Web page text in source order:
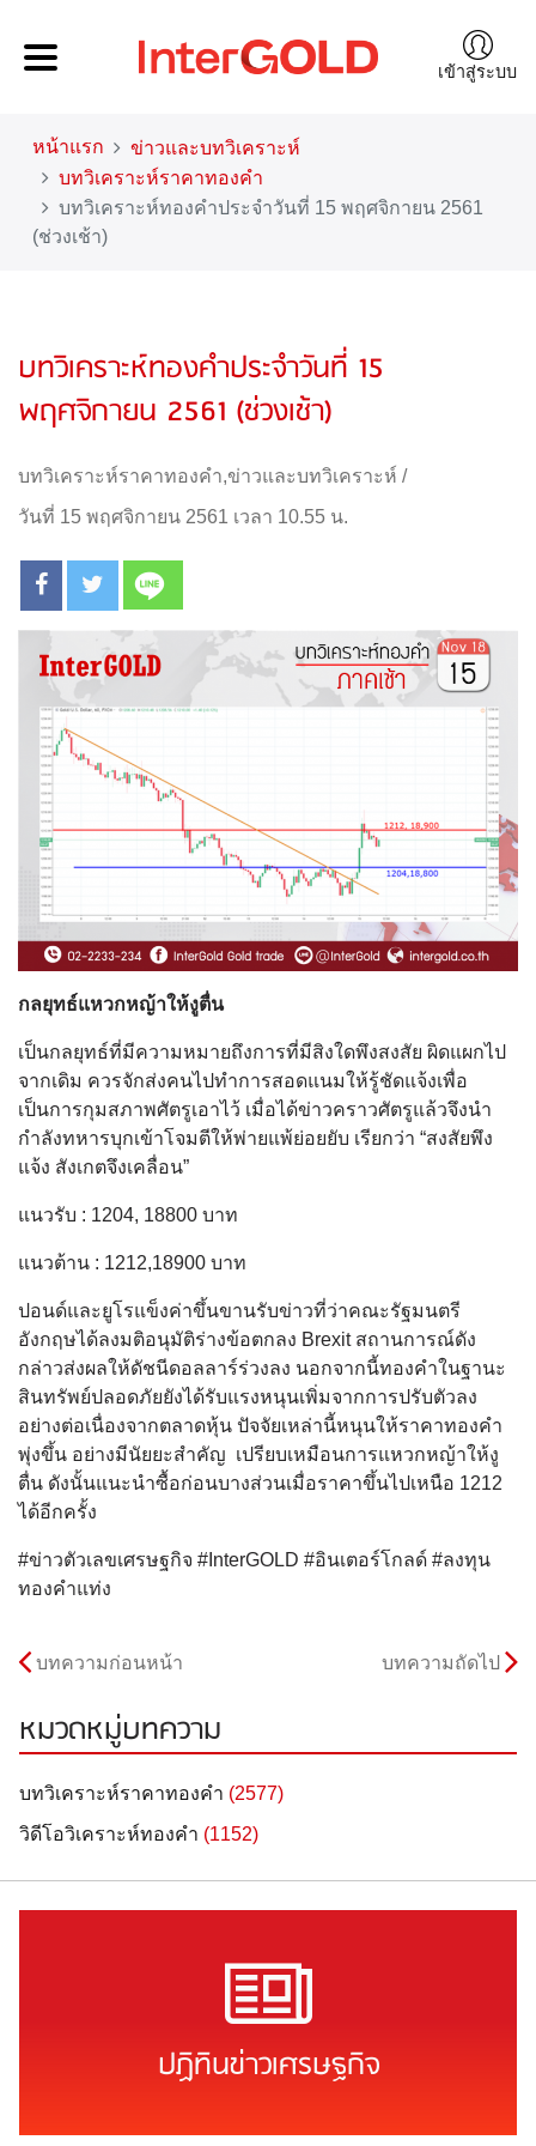
เข้าสู่ระบบ
หน้าแรก
ข่าวและบทวิเคราะห์
บทวิเคราะห์ราคาทองคำ
บทวิเคราะห์ทองคำประจำวันที่ 15 พฤศจิกายน 2561
(ช่วงเช้า)
บทวิเคราะห์ทองคำประจำวันที่ 15
พฤศจิกายน 2561 (ช่วงเช้า)
บทวิเคราะห์ราคาทองคำ,ข่าวและบทวิเคราะห์ /
วันที่ 15 พฤศจิกายน 2561 เวลา 10.55 น.
กลยุทธ์แหวกหญ้าให้งูตื่น
เป็นกลยุทธ์ที่มีความหมายถึงการที่มีสิงใดพึงสงสัย ผิดแผกไป
จากเดิม ควรจักส่งคนไปทำการสอดแนมให้รู้ชัดแจ้งเพื่อ
เป็นการกุมสภาพศัตรูเอาไว้ เมื่อได้ข่าวคราวศัตรูแล้วจึงนำ
กำลังทหารบุกเข้าโจมตีให้พ่ายแพ้ย่อยยับ เรียกว่า “สงสัยพึง
แจ้ง สังเกตจึงเคลื่อน”
แนวรับ : 1204, 18800 บาท
แนวต้าน : 1212,18900 บาท
ปอนด์และยูโรแข็งค่าขึ้นขานรับข่าวที่ว่าคณะรัฐมนตรี
อังกฤษได้ลงมติอนุมัติร่างข้อตกลง Brexit สถานการณ์ดัง
กล่าวส่งผลให้ดัชนีดอลลาร์ร่วงลง นอกจากนี้ทองคําในฐานะ
สินทรัพย์ปลอดภัยยังได้รับแรงหนุนเพิ่มจากการปรับตัวลง
อย่างต่อเนื่องจากตลาดหุ้น ปัจจัยเหล่านี้หนุนให้ราคาทองคํา
พุ่งขึ้น อย่างมีนัยยะสำคัญ เปรียบเหมือนการแหวกหญ้าให้งู
ตื่น ดังนั้นแนะนำซื้อก่อนบางส่วนเมื่อราคาขึ้นไปเหนือ 1212
ได้อีกครั้ง
#ข่าวตัวเลขเศรษฐกิจ #InterGOLD #อินเตอร์โกลด์ #ลงทุน
ทองคำแท่ง
บทความก่อนหน้า บทความถัดไป
หมวดหมู่บทความ
บทวิเคราะห์ราคาทองคำ (2577)
วิดีโอวิเคราะห์ทองคำ (1152)
ปฏิทินข่าวเศรษฐกิจ